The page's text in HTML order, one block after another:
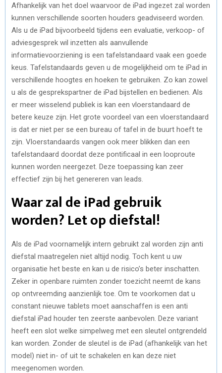
Afhankelijk van het doel waarvoor de iPad ingezet zal worden
kunnen verschillende soorten houders geadviseerd worden.
Als u de iPad bijvoorbeeld tijdens een evaluatie, verkoop- of
adviesgesprek wil inzetten als aanvullende
informatievoorziening is een tafelstandaard vaak een goede
keus. Tafelstandaards geven u de mogelijkheid om te iPad in
verschillende hoogtes en hoeken te gebruiken. Zo kan zowel
u als de gesprekspartner de iPad bijstellen en bedienen. Als
er meer wisselend publiek is kan een vloerstandaard de
betere keuze zijn. Het grote voordeel van een vloerstandaard
is dat er niet per se een bureau of tafel in de buurt hoeft te
zijn. Vloerstandaards vangen ook meer blikken dan een
tafelstandaard doordat deze pontificaal in een looproute
kunnen worden neergezet. Deze toepassing kan zeer
effectief zijn bij het genereren van leads.
Waar zal de iPad gebruik
worden? Let op diefstal!
Als de iPad voornamelijk intern gebruikt zal worden zijn anti
diefstal maatregelen niet altijd nodig. Toch kent u uw
organisatie het beste en kan u de risico’s beter inschatten.
Zeker in openbare ruimten zonder toezicht neemt de kans
op ontvreemding aanzienlijk toe. Om te voorkomen dat u
constant nieuwe tablets moet aanschaffen is een anti
diefstal iPad houder ten zeerste aanbevolen. Deze variant
heeft een slot welke simpelweg met een sleutel ontgrendeld
kan worden. Zonder de sleutel is de iPad (afhankelijk van het
model) niet in- of uit te schakelen en kan deze niet
meegenomen worden.